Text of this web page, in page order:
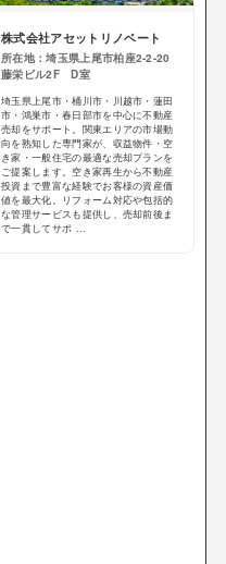
株式会社アセットリノベート
所在地：埼玉県上尾市柏座2-2-20
藤栄ビル2F D室
埼玉県上尾市・桶川市・川越市・蓮田
市・鴻巣市・春日部市を中心に不動産
売却をサポート。関東エリアの市場動
向を熟知した専門家が、収益物件・空
き家・一般住宅の最適な売却プランを
ご提案します。空き家再生から不動産
投資まで豊富な経験でお客様の資産価
値を最大化。リフォーム対応や包括的
な管理サービスも提供し、売却前後ま
で一貫してサポ ...